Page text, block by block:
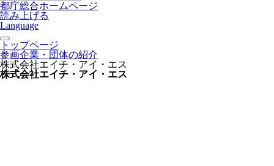
都庁総合ホームページ
読み上げる
Language
トップページ
参画企業・団体の紹介
株式会社エイチ・アイ・エス
株式会社エイチ・アイ・エス